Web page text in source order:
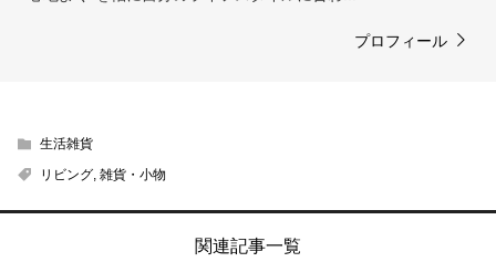
プロフィール
生活雑貨
リビング 雑貨・小物
関連記事一覧